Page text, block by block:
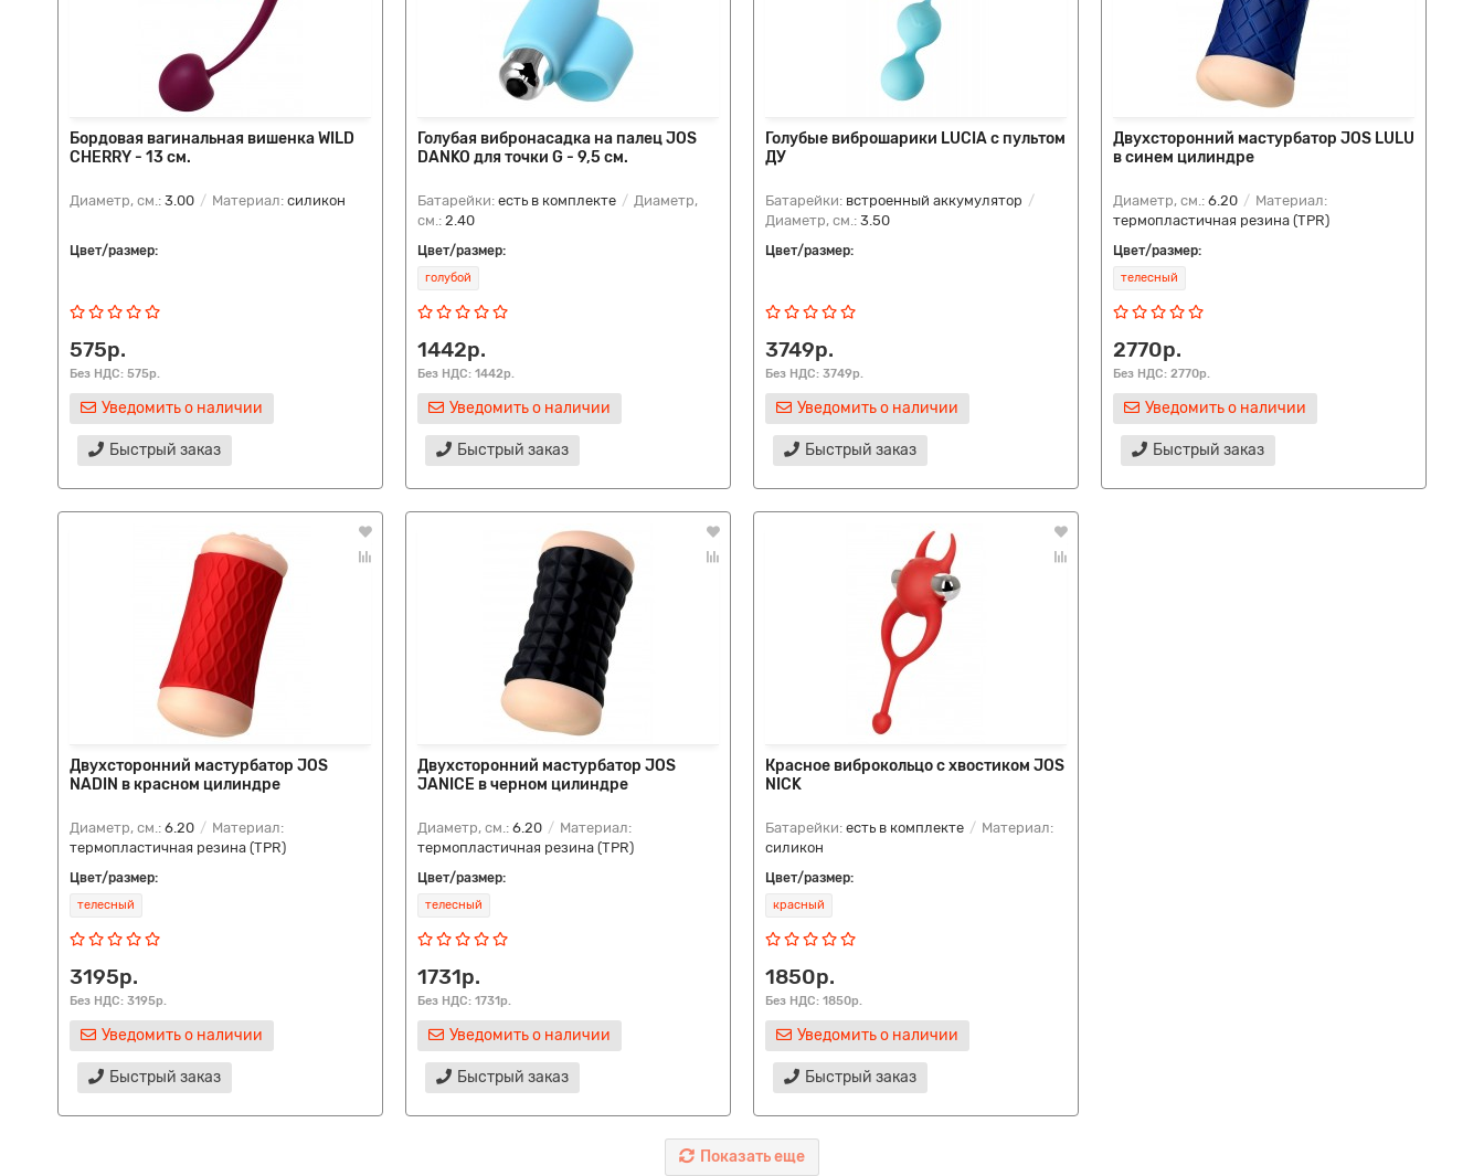
Бордовая вагинальная вишенка WILD
CHERRY - 13 см.
Диаметр, см.: 3.00 Материал: силикон
Цвет/размер:
575р.
Без НДС: 575р.
Уведомить о наличии
Быстрый заказ
Голубая вибронасадка на палец JOS
DANKO для точки G - 9,5 см.
Батарейки: есть в комплекте
Диаметр,
см.: 2.40
Цвет/размер:
голубой
1442р.
Без НДС: 1442р.
Уведомить о наличии
Быстрый заказ
Голубые виброшарики LUCIA с пультом
ДУ
Батарейки: встроенный аккумулятор
Диаметр, см.: 3.50
Цвет/размер:
3749р.
Без НДС: 3749р.
Уведомить о наличии
Быстрый заказ
Двухсторонний мастурбатор JOS LULU
в синем цилиндре
Диаметр, см.: 6.20
Материал:
термопластичная резина (TPR)
Цвет/размер:
телесный
2770р.
Без НДС: 2770р.
Уведомить о наличии
Быстрый заказ
Двухсторонний мастурбатор JOS
NADIN в красном цилиндре
Диаметр, см.: 6.20
Материал:
термопластичная резина (TPR)
Цвет/размер:
телесный
3195р.
Без НДС: 3195р.
Уведомить о наличии
Быстрый заказ
Двухсторонний мастурбатор JOS
JANICE в черном цилиндре
Диаметр, см.: 6.20
Материал:
термопластичная резина (TPR)
Цвет/размер:
телесный
1731р.
Без НДС: 1731р.
Уведомить о наличии
Быстрый заказ
Красное виброкольцо с хвостиком JOS
NICK
Батарейки: есть в комплекте
Материал:
силикон
Цвет/размер:
красный
1850р.
Без НДС: 1850р.
Уведомить о наличии
Быстрый заказ
Показать еще